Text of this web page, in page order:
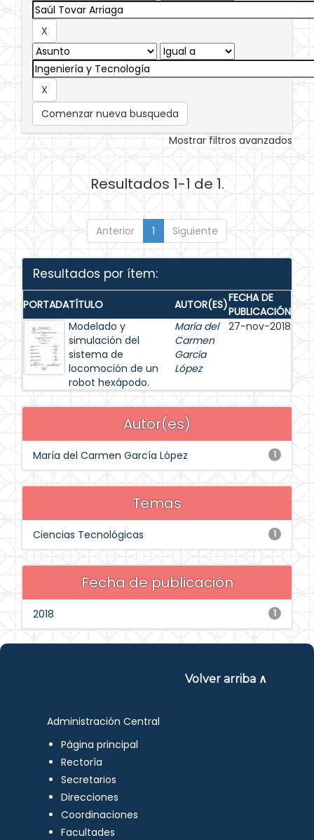
Comenzar nueva busqueda
Mostrar filtros avanzados
Resultados 1-1 de 1.
Anterior 1 Siguiente
Resultados por ítem:
PORTADATÍTULO AUTOR(ES)FECHA DE
PUBLICACIÓN
Modelado y
simulación del
sistema de
locomoción de un
robot hexápodo.
María del
Carmen
García
López
27-nov-2018
Autor(es)
1
María del Carmen García López
Temas
1
Ciencias Tecnológicas
Fecha de publicación
1
2018
Volver arriba ∧
Administración Central
Página principal
Rectoría
Secretarios
Direcciones
Coordinaciones
Facultades